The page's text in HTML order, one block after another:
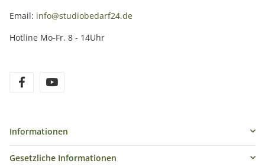
Email: info@studiobedarf24.de
Hotline Mo-Fr. 8 - 14Uhr
Informationen
Gesetzliche Informationen